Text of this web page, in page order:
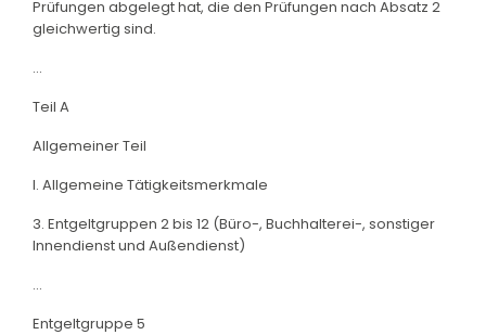
Prüfungen abgelegt hat, die den Prüfungen nach Absatz 2
gleichwertig sind.
...
Teil A
Allgemeiner Teil
I. Allgemeine Tätigkeitsmerkmale
3. Entgeltgruppen 2 bis 12 (Büro-, Buchhalterei-, sonstiger
Innendienst und Außendienst)
...
Entgeltgruppe 5